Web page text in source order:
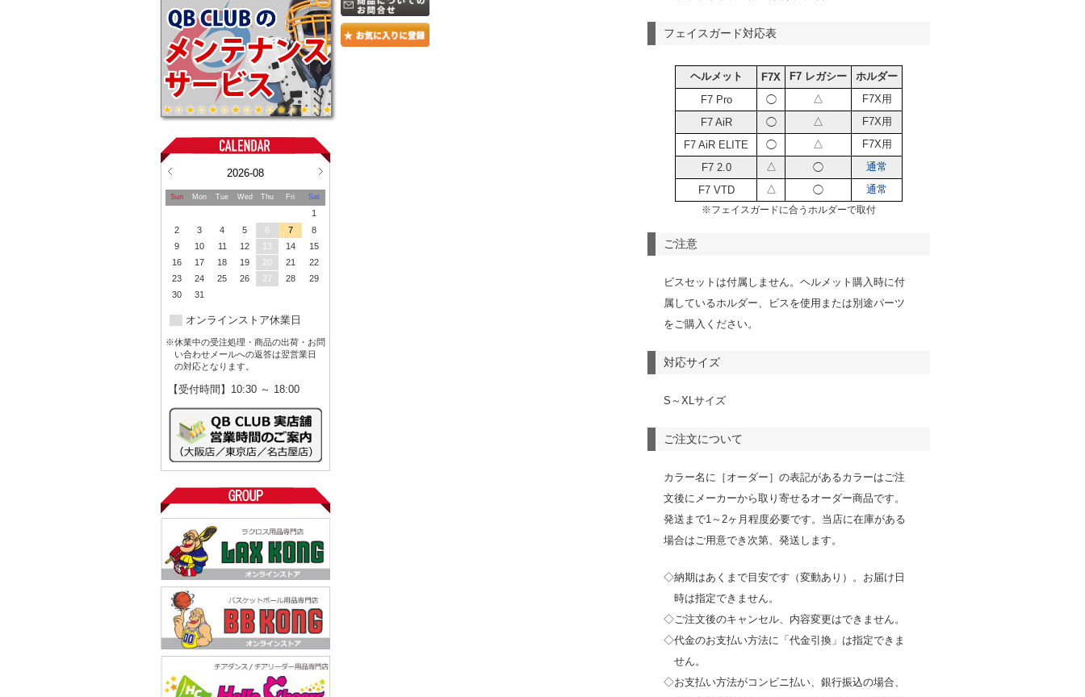
2026-08
Sun Mon Tue Wed Thu Fri Sat
1
2
3 4 5 6 7
8
9
10 11 12 13 14
15
16
17 18 19 20 21
22
23
24 25 26 27 28
29
30
31
オンラインストア休業日
※休業中の受注処理・商品の出荷・お問
い合わせメールへの返答は翌営業日
の対応となります。
【受付時間】10:30 ～ 18:00
フェイスガード対応表
ヘルメット F7X F7 レガシー
ホルダー
F7 Pro
◯ △
F7X用
F7 AiR
◯ △
F7X用
F7 AiR ELITE
◯ △
F7X用
F7 2.0
△ ◯
通常
F7 VTD
△ ◯ 通常
※フェイスガードに合うホルダーで取付
ご注意
ビスセットは付属しません。ヘルメット購入時に付
属しているホルダー、ビスを使用または別途パーツ
をご購入ください。
対応サイズ
S～XLサイズ
ご注文について
カラー名に［オーダー］の表記があるカラーはご注
文後にメーカーから取り寄せるオーダー商品です。
発送まで1～2ヶ月程度必要です。当店に在庫がある
場合はご用意でき次第、発送します。
◇納期はあくまで目安です（変動あり）。お届け日
時は指定できません。
◇ご注文後のキャンセル、内容変更はできません。
◇代金のお支払い方法に「代金引換」は指定できま
せん。
◇お支払い方法がコンビニ払い、銀行振込の場合、